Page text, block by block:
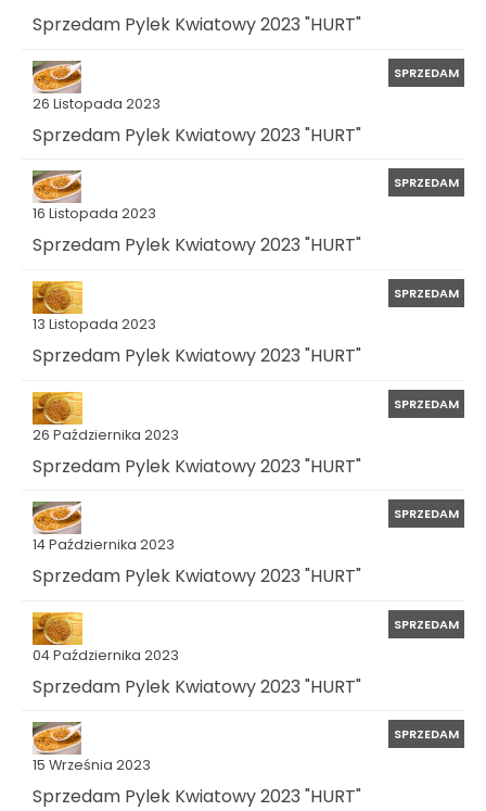
Sprzedam Pylek Kwiatowy 2023 "HURT"
26 Listopada 2023
SPRZEDAM
Sprzedam Pylek Kwiatowy 2023 "HURT"
16 Listopada 2023
SPRZEDAM
Sprzedam Pylek Kwiatowy 2023 "HURT"
13 Listopada 2023
SPRZEDAM
Sprzedam Pylek Kwiatowy 2023 "HURT"
26 Października 2023
SPRZEDAM
Sprzedam Pylek Kwiatowy 2023 "HURT"
14 Października 2023
SPRZEDAM
Sprzedam Pylek Kwiatowy 2023 "HURT"
04 Października 2023
SPRZEDAM
Sprzedam Pylek Kwiatowy 2023 "HURT"
15 Września 2023
SPRZEDAM
Sprzedam Pylek Kwiatowy 2023 "HURT"